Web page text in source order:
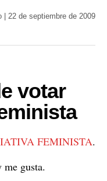
22 de septiembre de 2009
votar
FEMINISTA.
me gusta.